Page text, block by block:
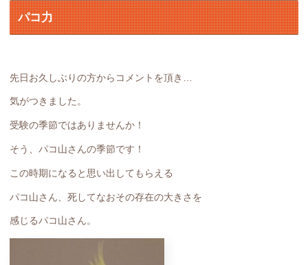
パコ力
先日お久しぶりの方からコメントを頂き…
気がつきました。
受験の季節ではありませんか！
そう、パコ山さんの季節です！
この時期になると思い出してもらえる
パコ山さん、死してなおその存在の大きさを
感じるパコ山さん。